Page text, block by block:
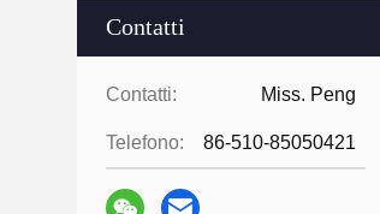
Contatti
Contatti: Miss. Peng
Telefono: 86-510-85050421